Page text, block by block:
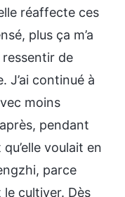
réaffecte ces
plus ça m’a
ressentir de
J’ai continué à
moins
pendant
voulait en
parce
le cultiver. Dès